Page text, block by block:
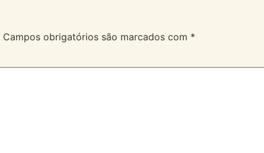
Campos obrigatórios são marcados com *